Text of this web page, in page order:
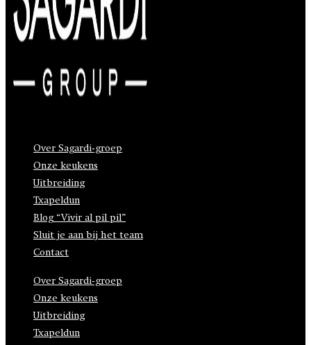
Over Sagardi-groep
Onze keukens
Uitbreiding
Txapeldun
Blog “Vivir al pil pil”
Sluit je aan bij het team
Contact
Over Sagardi-groep
Onze keukens
Uitbreiding
Txapeldun